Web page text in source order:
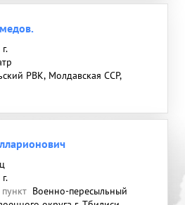
РВК, Молдавская ССР,
Военно-пересыльный